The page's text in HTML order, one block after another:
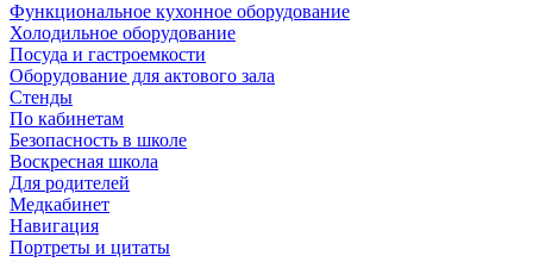
Функциональное кухонное оборудование
Холодильное оборудование
Посуда и гастроемкости
Оборудование для актового зала
Стенды
По кабинетам
Безопасность в школе
Воскресная школа
Для родителей
Медкабинет
Навигация
Портреты и цитаты